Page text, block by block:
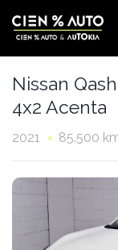
Nissan
4x2 Acenta
2021 85.500